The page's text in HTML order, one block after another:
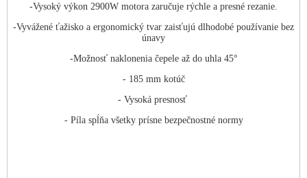
-Vysoký výkon 2900W motora zaručuje rýchle a presné rezanie.
-Vyvážené ťažisko a ergonomický tvar zaisťujú dlhodobé používanie bez
únavy
-Možnosť naklonenia čepele až do uhla 45°
- 185 mm kotúč
- Vysoká presnosť
- Píla spĺňa všetky prísne bezpečnostné normy